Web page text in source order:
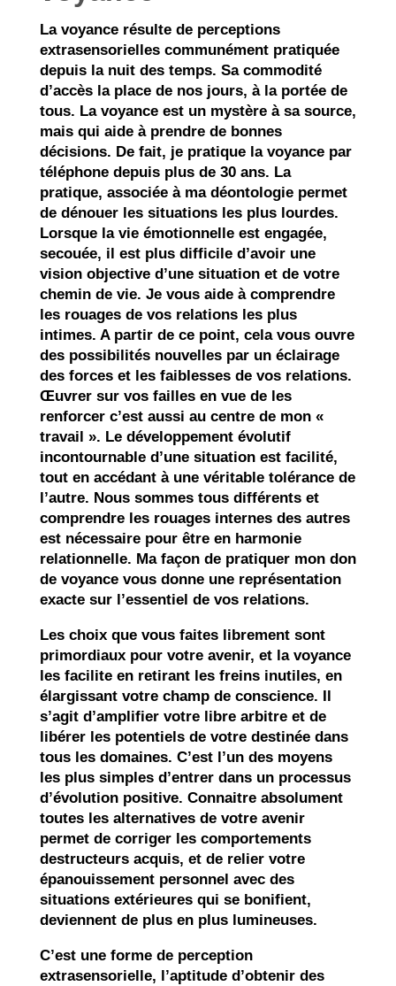
La voyance résulte de perceptions
extrasensorielles communément pratiquée
depuis la nuit des temps. Sa commodité
d’accès la place de nos jours, à la portée de
tous. La voyance est un mystère à sa source,
mais qui aide à prendre de bonnes
décisions. De fait, je pratique la voyance par
téléphone depuis plus de 30 ans. La
pratique, associée à ma déontologie permet
de dénouer les situations les plus lourdes.
Lorsque la vie émotionnelle est engagée,
secouée, il est plus difficile d’avoir une
vision objective d’une situation et de votre
chemin de vie. Je vous aide à comprendre
les rouages de vos relations les plus
intimes. A partir de ce point, cela vous ouvre
des possibilités nouvelles par un éclairage
des forces et les faiblesses de vos relations.
Œuvrer sur vos failles en vue de les
renforcer c’est aussi au centre de mon «
travail ». Le développement évolutif
incontournable d’une situation est facilité,
tout en accédant à une véritable tolérance de
l’autre. Nous sommes tous différents et
comprendre les rouages internes des autres
est nécessaire pour être en harmonie
relationnelle. Ma façon de pratiquer mon don
de voyance vous donne une représentation
exacte sur l’essentiel de vos relations.
Les choix que vous faites librement sont
primordiaux pour votre avenir, et la voyance
les facilite en retirant les freins inutiles, en
élargissant votre champ de conscience. Il
s’agit d’amplifier votre libre arbitre et de
libérer les potentiels de votre destinée dans
tous les domaines. C’est l’un des moyens
les plus simples d’entrer dans un processus
d’évolution positive. Connaitre absolument
toutes les alternatives de votre avenir
permet de corriger les comportements
destructeurs acquis, et de relier votre
épanouissement personnel avec des
situations extérieures qui se bonifient,
deviennent de plus en plus lumineuses.
C’est une forme de perception
extrasensorielle, l’aptitude d’obtenir des